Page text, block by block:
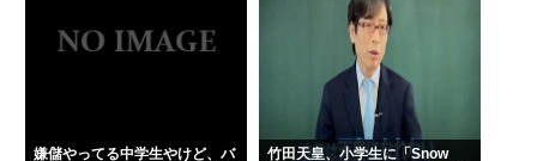
嫌儲やってる中学生やけど、バ
竹田天皇、小学生に「Snow